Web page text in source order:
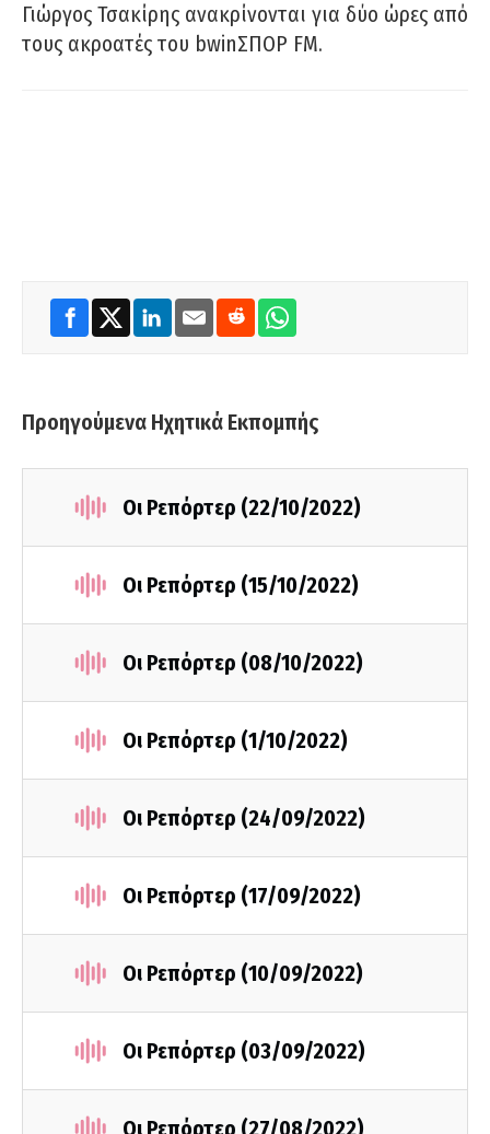
Γιώργος Τσακίρης ανακρίνονται για δύο ώρες από
τους ακροατές του bwinΣΠΟΡ FM.
Προηγούμενα Ηχητικά Εκπομπής
Οι Ρεπόρτερ (22/10/2022)
Οι Ρεπόρτερ (15/10/2022)
Οι Ρεπόρτερ (08/10/2022)
Οι Ρεπόρτερ (1/10/2022)
Οι Ρεπόρτερ (24/09/2022)
Οι Ρεπόρτερ (17/09/2022)
Οι Ρεπόρτερ (10/09/2022)
Οι Ρεπόρτερ (03/09/2022)
Οι Ρεπόρτερ (27/08/2022)